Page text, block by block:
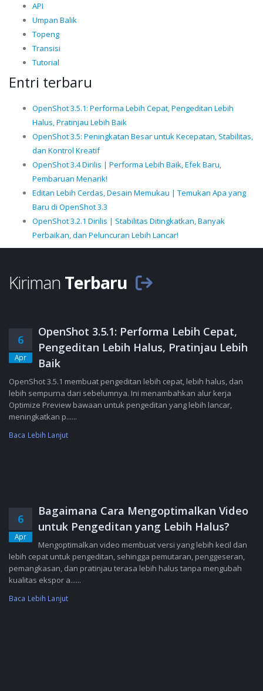
API
Umpan Balik
Topeng
Transisi
Tutorial
Entri terbaru
OpenShot 3.5.1: Performa Lebih Cepat, Pengeditan Lebih
Halus, Pratinjau Lebih Baik
OpenShot 3.5: Peningkatan Besar untuk Kecepatan, Stabilitas,
dan Kontrol Kreatif
OpenShot 3.4 Dirilis | Performa Lebih Baik, Efek Baru,
Pembaruan Menarik!
Editan Lebih Cerdas, Desain Memukau | Temukan Apa yang
Baru di OpenShot 3.3
OpenShot 3.2.1 Dirilis | Stabilitas Ditingkatkan, Banyak
Perbaikan, dan Peluncuran Lebih Lancar!
Kiriman Terbaru
6
Apr
OpenShot 3.5.1: Performa Lebih Cepat,
Pengeditan Lebih Halus, Pratinjau Lebih
Baik
OpenShot 3.5.1 membuat pengeditan lebih cepat, lebih halus, dan
lebih sempurna dari sebelumnya. Ini menambahkan alur kerja
Optimize Preview bawaan untuk pengeditan yang lebih lancar,
meningkatkan p......
Baca Lebih Lanjut
6
Apr
Bagaimana Cara Mengoptimalkan Video
untuk Pengeditan yang Lebih Halus?
Mengoptimalkan video membuat versi yang lebih kecil dan
lebih cepat untuk pengeditan, sehingga pemutaran, penggeseran,
pemangkasan, dan pratinjau terasa lebih halus tanpa mengubah
kualitas ekspor a......
Baca Lebih Lanjut